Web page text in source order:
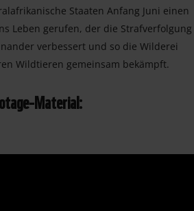
Staaten Anfang Juni einen
Leben gerufen, der die Strafverfolgung
verbessert und so die Wilderei
Wildtieren gemeinsam bekämpft.
Material: